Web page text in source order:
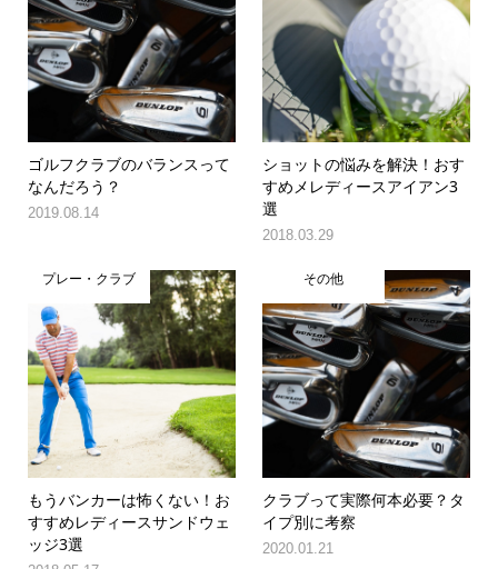
ゴルフクラブのバランスって
なんだろう？
2019.08.14
ショットの悩みを解決！おす
すめメレディースアイアン3
選
2018.03.29
プレー・クラブ
もうバンカーは怖くない！お
すすめレディースサンドウェ
ッジ3選
その他
クラブって実際何本必要？タ
イプ別に考察
2020.01.21